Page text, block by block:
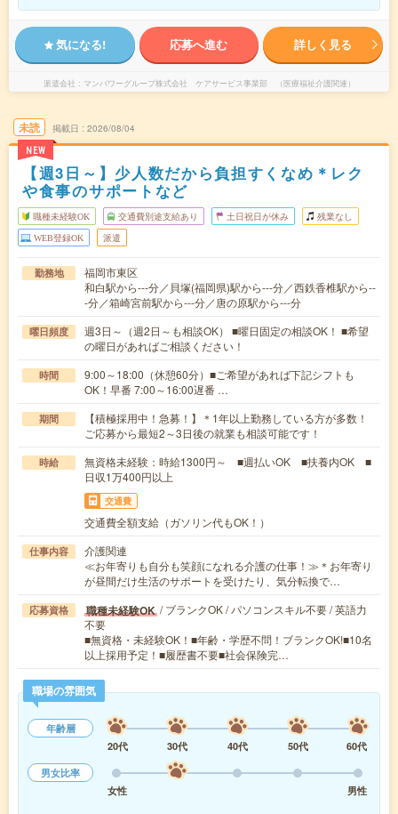
気になる! 応募へ進む 詳しく見る
派遣会社 マンパワーグループ株式会社 ケアサービス事業部 （医療福祉介護関連）
未読
NEW
掲載日 2026/08/04
【週3日～】少人数だから負担すくなめ＊レク
や食事のサポートなど
職種未経験OK 交通費別途支給あり 土日祝日が休み 残業なし
WEB登録OK 派遣
勤務地
福岡市東区
和白駅から---分／貝塚(福岡県)駅から---分／西鉄香椎駅から--
-分／箱崎宮前駅から---分／唐の原駅から---分
曜日頻度
週3日～（週2日～も相談OK） ■曜日固定の相談OK！ ■希望
の曜日があればご相談ください！
時間
9:00～18:00（休憩60分）■ご希望があれば下記シフトも
OK！早番 7:00～16:00遅番 …
期間
【積極採用中！急募！】＊1年以上勤務している方が多数！
ご応募から最短2～3日後の就業も相談可能です！
時給
無資格未経験：時給1300円～ ■週払いOK ■扶養内OK ■
日収1万400円以上
交通費
交通費全額支給（ガソリン代もOK！）
仕事内容
介護関連
≪お年寄りも自分も笑顔になれる介護の仕事！≫＊お年寄り
が昼間だけ生活のサポートを受けたり、気分転換で…
応募資格 職種未経験OK / ブランクOK / パソコンスキル不要 / 英語力
不要
■無資格・未経験OK！■年齢・学歴不問！ブランクOK!■10名
以上採用予定！■履歴書不要■社会保険完…
職場の雰囲気
年齢層
20代
30代 40代 50代
60代
男女比率
女性
男性